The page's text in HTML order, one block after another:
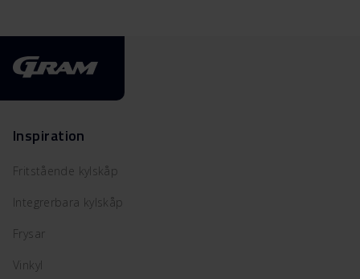
Inspiration
Fritstående kylskåp
Integrerbara kylskåp
Frysar
Vinkyl